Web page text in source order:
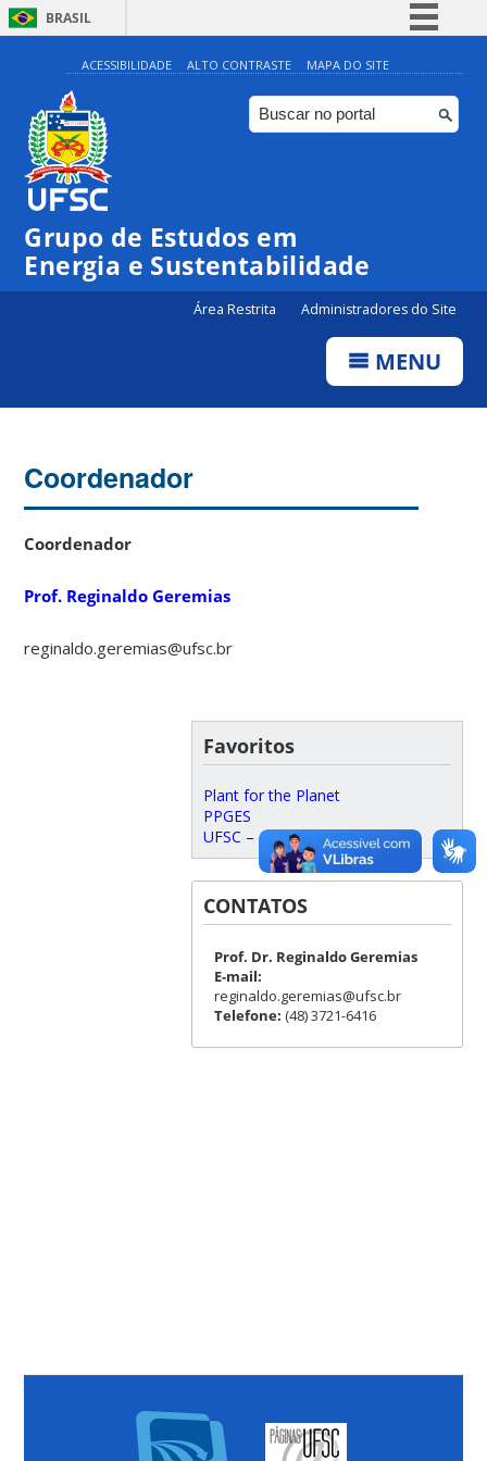
BRASIL
Simplifique!
Comunica BR
Participe
ACESSIBILIDADE ALTO CONTRASTE MAPA DO SITE
Grupo de Estudos em
Energia e Sustentabilidade
Área Restrita Administradores do Site
MENU
Coordenador
Coordenador
Prof. Reginaldo Geremias
reginaldo.geremias@ufsc.br
Favoritos
Plant for the Planet
PPGES
UFSC – Araranguá
CONTATOS
Prof. Dr. Reginaldo Geremias
E-mail:
reginaldo.geremias@ufsc.br
Telefone: (48) 3721-6416